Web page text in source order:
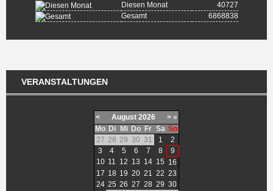
Diesen Monat
40727
Gesamt
6868838
VERANSTALTUNGEN
< August 2026 > »
Mo Di Mi Do Fr Sa So
27 28 29 30 31 1
2
3
4 5 6 7 8
9
10 11 12 13 14 15 16
17 18 19 20 21 22 23
24 25 26 27 28 29 30